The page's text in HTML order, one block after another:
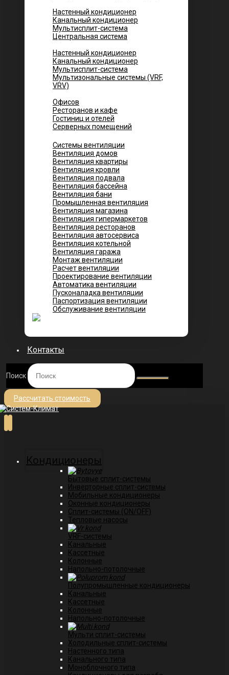
Настенный кондиционер
Канальный кондиционер
Мультисплит-система
Центральная система
Настенный кондиционер
Канальный кондиционер
Мультисплит-система
Мультизональные системы (VRF,
VRV)
Офисов
Ресторанов и кафе
Гостиниц и отелей
Серверных помещений
Системы вентиляции
Вентиляция домов
Вентиляция квартиры
Вентиляция кровли
Вентиляция подвала
Вентиляция бассейна
Вентиляция бани
Промышленная вентиляция
Вентиляция магазина
Вентиляция гипермаркетов
Вентиляция ресторанов
Вентиляция автосервиса
Вентиляция котельной
Вентиляция гаража
Монтаж вентиляции
Расчет вентиляции
Проектирование вентиляции
Автоматика вентиляции
Пусконаладка вентиляции
Паспортизация вентиляции
Обслуживание вентиляции
Контакты
Поиск
Рассчитать стоимость
Кондиционеры
Бытовые сплит-системы
Инверторные сплит-системы
Мобильные кондиционеры
Оконные кондиционеры
Сплит-системы (ON/OFF)
Тепловые насосы
VRF-системы
Канальные
Касcетные
Колонные
Напольно-потолочные
Полупромышленные кондиционеры
Канальные
Кассетные
Колонные
Напольно-потолочные
Мульти сплит-системы
Холодильные сплит-системы
Настенного типа
Канального типа
Моноблочного типа